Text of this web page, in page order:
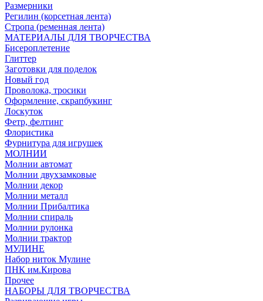
Размерники
Регилин (корсетная лента)
Стропа (ременная лента)
МАТЕРИАЛЫ ДЛЯ ТВОРЧЕСТВА
Бисероплетение
Глиттер
Заготовки для поделок
Новый год
Проволока, тросики
Оформление, скрапбукинг
Лоскуток
Фетр, фелтинг
Флористика
Фурнитура для игрушек
МОЛНИИ
Молнии автомат
Молнии двухзамковые
Молнии декор
Молнии металл
Молнии Прибалтика
Молнии спираль
Молнии рулонка
Молнии трактор
МУЛИНЕ
Набор ниток Мулине
ПНК им.Кирова
Прочее
НАБОРЫ ДЛЯ ТВОРЧЕСТВА